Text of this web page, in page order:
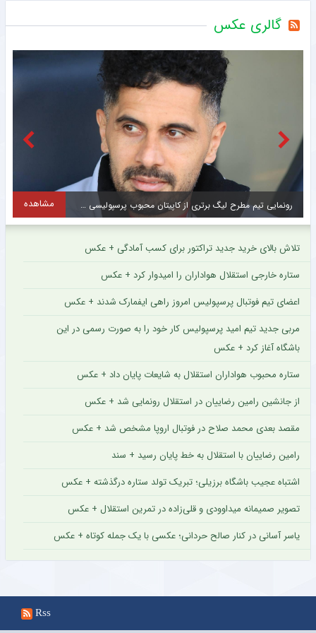
گالری عکس
رونمایی تیم مطرح لیگ برتری از کاپیتان محبوب پرسپولیسی + سند مشاهده
تلاش بالای خرید جدید تراکتور برای کسب آمادگی + عکس
ستاره خارجی استقلال هواداران را امیدوار کرد + عکس
اعضای تیم فوتبال پرسپولیس امروز راهی ایفمارک شدند + عکس
مربی جدید تیم امید پرسپولیس کار خود را به صورت رسمی در این
باشگاه آغاز کرد + عکس
ستاره محبوب هواداران استقلال به شایعات پایان داد + عکس
از جانشین رامین رضاییان در استقلال رونمایی شد + عکس
مقصد بعدی محمد صلاح در فوتبال اروپا مشخص شد + عکس
رامین رضاییان با استقلال به خط پایان رسید + سند
اشتباه عجیب باشگاه برزیلی؛ تبریک تولد ستاره درگذشته + عکس
تصویر صمیمانه میداوودی و قلی‌زاده در تمرین استقلال + عکس
یاسر آسانی در کنار صالح حردانی؛ عکسی با یک جمله کوتاه + عکس
Rss